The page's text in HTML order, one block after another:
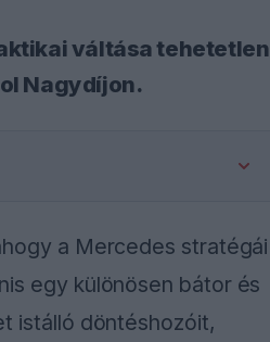
váltása tehetetlen
Nagydíjon.
a Mercedes stratégái
egy különösen bátor és
istálló döntéshozóit,